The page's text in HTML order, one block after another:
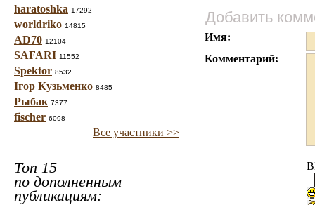
haratoshka 17292
worldriko 14815
AD70 12104
SAFARI 11552
Spektor 8532
Ігор Кузьменко 8485
Рыбак 7377
fischer 6098
Все участники >>
Топ 15
по дополненным
публикациям:
Добавить
Имя:
Комментарий: